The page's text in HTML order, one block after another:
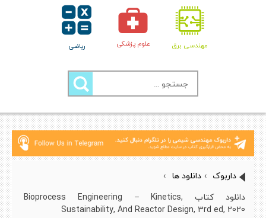
مهندسی برق علوم پزشکی ریاضی
جستجو
برای:
داربوک › دانلود ها ›
دانلود کتاب Bioprocess Engineering – Kinetics,
Sustainability, And Reactor Design, 3rd ed, 2020